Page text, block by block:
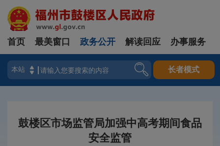
登录
首页 最美窗口 政务公开 解读回应 办事服务
长者模式
鼓楼区市场监管局加强中高考期间食品
安全监管